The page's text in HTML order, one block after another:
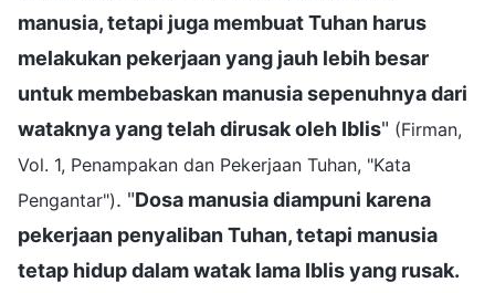
manusia, tetapi juga membuat Tuhan harus
melakukan pekerjaan yang jauh lebih besar
untuk membebaskan manusia sepenuhnya dari
wataknya yang telah dirusak oleh Iblis" (Firman,
Vol. 1, Penampakan dan Pekerjaan Tuhan, "Kata
Pengantar"). "Dosa manusia diampuni karena
pekerjaan penyaliban Tuhan, tetapi manusia
tetap hidup dalam watak lama Iblis yang rusak.